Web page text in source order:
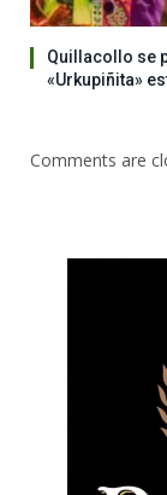
Quillacollo se
«Urkupiñita»
Comments are